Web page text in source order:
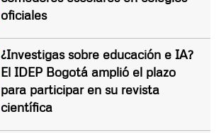
oficiales
¿Investigas sobre educación e IA?
El IDEP Bogotá amplió el plazo
para participar en su revista
científica